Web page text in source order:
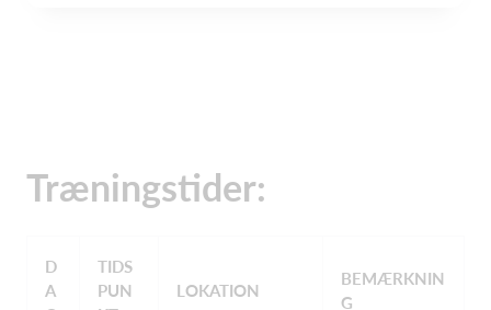
Træningstider:
D
A
TIDS
PUN
LOKATION
BEMÆRKNIN
G